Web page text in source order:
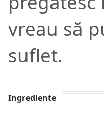
vreau să
suflet.
Ingrediente